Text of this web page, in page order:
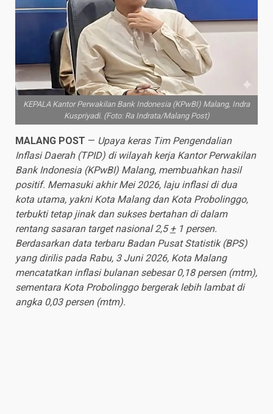
KEPALA Kantor Perwakilan Bank Indonesia (KPwBI) Malang, Indra
Kuspriyadi. (Foto: Ra Indrata/Malang Post)
MALANG POST — Upaya keras Tim Pengendalian
Inflasi Daerah (TPID) di wilayah kerja Kantor Perwakilan
Bank Indonesia (KPwBI) Malang, membuahkan hasil
positif. Memasuki akhir Mei 2026, laju inflasi di dua
kota utama, yakni Kota Malang dan Kota Probolinggo,
terbukti tetap jinak dan sukses bertahan di dalam
rentang sasaran target nasional 2,5 +1 persen.
Berdasarkan data terbaru Badan Pusat Statistik (BPS)
yang dirilis pada Rabu, 3 Juni 2026, Kota Malang
mencatatkan inflasi bulanan sebesar 0,18 persen (mtm),
sementara Kota Probolinggo bergerak lebih lambat di
angka 0,03 persen (mtm).